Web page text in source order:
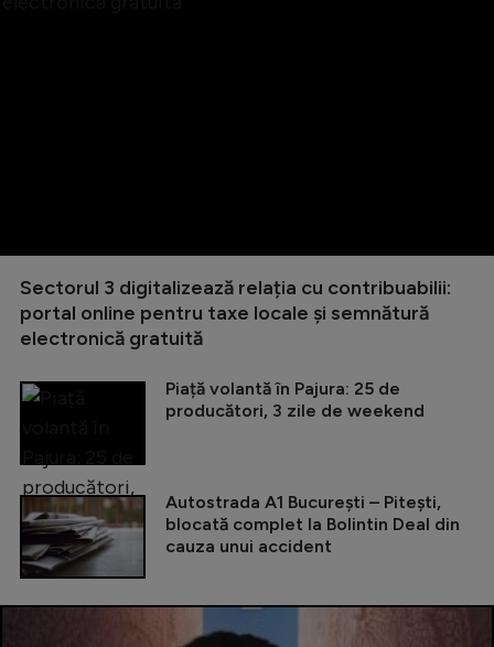
Sectorul 3 digitalizează relația cu contribuabilii:
portal online pentru taxe locale și semnătură
electronică gratuită
Piață volantă în Pajura: 25 de
producători, 3 zile de weekend
Autostrada A1 București – Pitești,
blocată complet la Bolintin Deal din
cauza unui accident